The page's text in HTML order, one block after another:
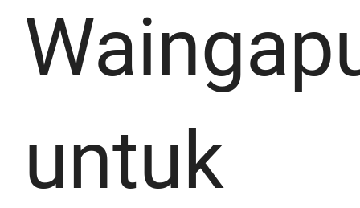
untuk